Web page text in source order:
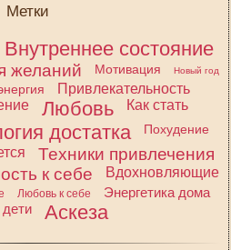
Метки
Внутреннее состояние
желаний Мотивация Новый год
Привлекательность
Любовь
Как стать
достатка
Похудение
Техники привлечения
к себе
Вдохновляющие
Любовь к себе
Энергетика дома
Аскеза